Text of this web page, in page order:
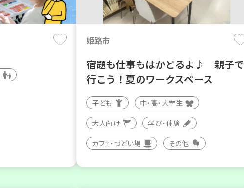
姫路市
宿題も仕事もはかどるよ♪ 親子で
行こう！夏のワークスペース
子ども 中・高・大学生
大人向け 学び・体験
カフェ・つどい場 その他